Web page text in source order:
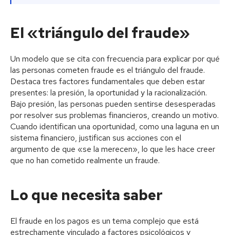
El «triángulo del fraude»
Un modelo que se cita con frecuencia para explicar por qué
las personas cometen fraude es el triángulo del fraude.
Destaca tres factores fundamentales que deben estar
presentes: la presión, la oportunidad y la racionalización.
Bajo presión, las personas pueden sentirse desesperadas
por resolver sus problemas financieros, creando un motivo.
Cuando identifican una oportunidad, como una laguna en un
sistema financiero, justifican sus acciones con el
argumento de que «se la merecen», lo que les hace creer
que no han cometido realmente un fraude.
Lo que necesita saber
El fraude en los pagos es un tema complejo que está
estrechamente vinculado a factores psicológicos y